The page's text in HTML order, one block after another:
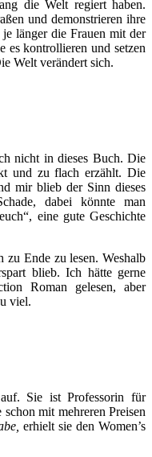
die Welt regiert haben.
und demonstrieren ihre
länger die Frauen mit der
es kontrollieren und setzen
Welt verändert sich.
nicht in dieses Buch. Die
und zu flach erzählt. Die
mir blieb der Sinn dieses
dabei könnte man
eine gute Geschichte
zu Ende zu lesen. Weshalb
blieb. Ich hätte gerne
Roman gelesen, aber
viel.
Sie ist Professorin für
mit mehreren Preisen
erhielt sie den Women’s